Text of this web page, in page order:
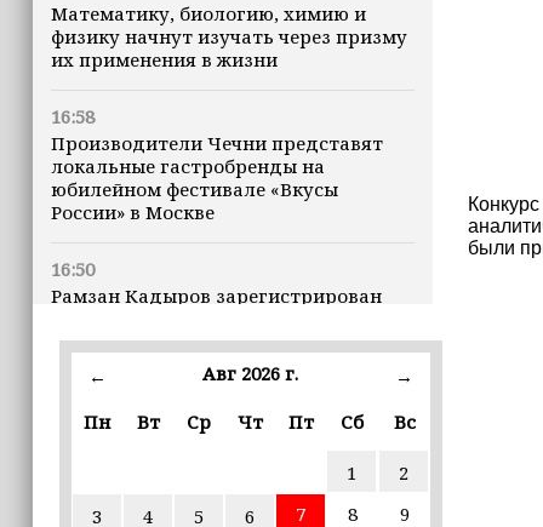
Математику, биологию, химию и
физику начнут изучать через призму
их применения в жизни
16:58
Производители Чечни представят
локальные гастробренды на
юбилейном фестивале «Вкусы
России» в Москве
16:50
Рамзан Кадыров зарегистрирован
16:47
землетрясения, рассказала
16:12
← Авг 2026 г.
→
Пн
Вт Ср Чт Пт Сб Вс
1
2
3
4 5 6 7 8
9
были